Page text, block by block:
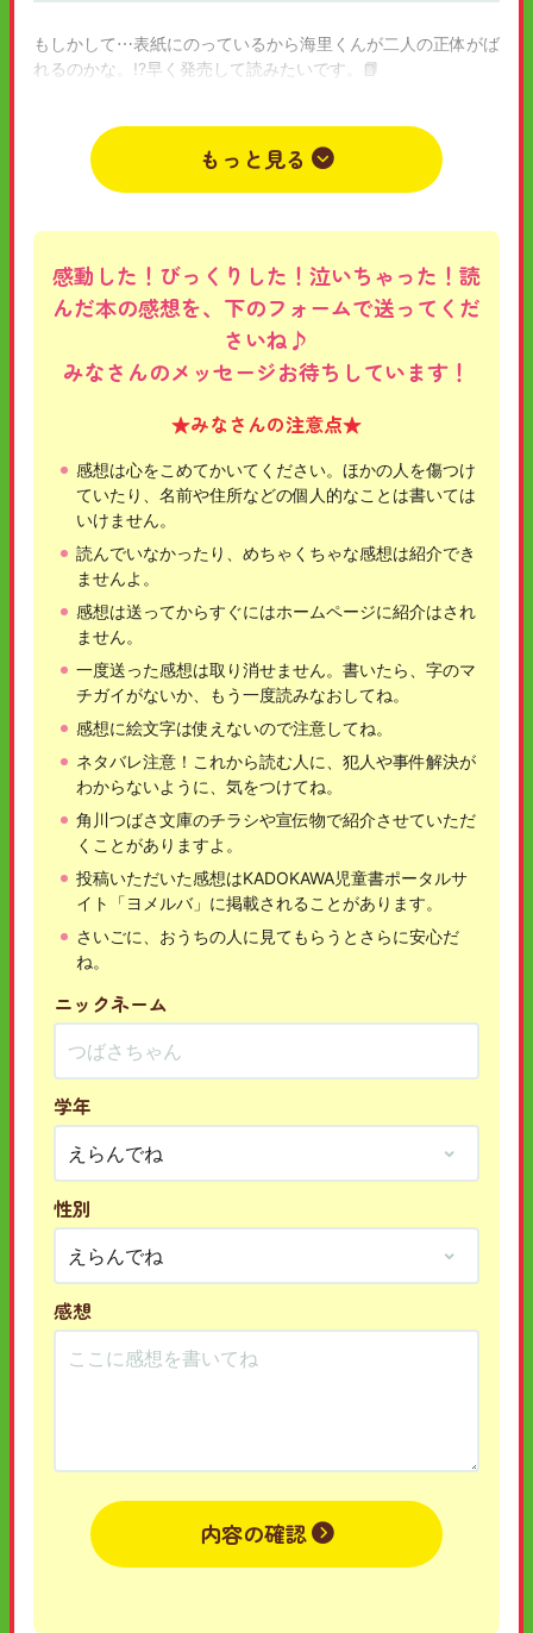
もしかして⋯表紙にのっているから海里くんが二人の正体がば
れるのかな。!?早く発売して読みたいです。📗
もっと見る
感動した！びっくりした！泣いちゃった！読
んだ本の感想を、下のフォームで送ってくだ
さいね♪
みなさんのメッセージお待ちしています！
★みなさんの注意点★
感想は心をこめてかいてください。ほかの人を傷つけ
ていたり、名前や住所などの個人的なことは書いては
いけません。
読んでいなかったり、めちゃくちゃな感想は紹介でき
ませんよ。
感想は送ってからすぐにはホームページに紹介はされ
ません。
一度送った感想は取り消せません。書いたら、字のマ
チガイがないか、もう一度読みなおしてね。
感想に絵文字は使えないので注意してね。
ネタバレ注意！これから読む人に、犯人や事件解決が
わからないように、気をつけてね。
角川つばさ文庫のチラシや宣伝物で紹介させていただ
くことがありますよ。
投稿いただいた感想はKADOKAWA児童書ポータルサ
イト「ヨメルバ」に掲載されることがあります。
さいごに、おうちの人に見てもらうとさらに安心だ
ね。
ニックネーム
学年
性別
感想
内容の確認